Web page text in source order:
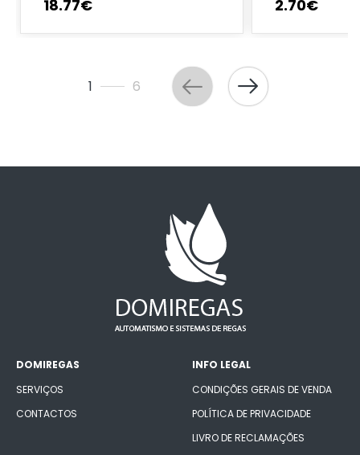
18.77€ 2.70€
1 6
DOMIREGAS
SERVIÇOS
CONTACTOS
INFO LEGAL
CONDIÇÕES GERAIS DE VENDA
POLÍTICA DE PRIVACIDADE
LIVRO DE RECLAMAÇÕES